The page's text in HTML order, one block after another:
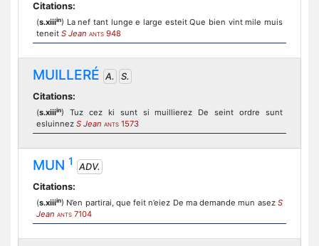
Citations:
(s.xiiiin) La nef tant lunge e large esteit Que bien vint mile muis
teneit S Jean ANTS 948
MUILLERÉ A.
S.
Citations:
(s.xiiiin) Tuz cez ki sunt si muillierez De seint ordre sunt
esluinnez S Jean ANTS 1573
MUN 1
ADV.
Citations:
(s.xiiiin) N’en partirai, que feit n’eiez De ma demande mun asez S
Jean ANTS 7104